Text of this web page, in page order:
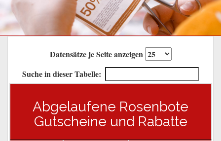
Datensätze je Seite anzeigen
Suche in dieser Tabelle:
Abgelaufene Rosenbote
Gutscheine und Rabatte